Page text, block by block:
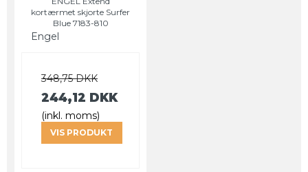
kortærmet skjorte Surfer
Blue 7183-810
Engel
348,75 DKK
244,12 DKK
(inkl. moms)
VIS PRODUKT